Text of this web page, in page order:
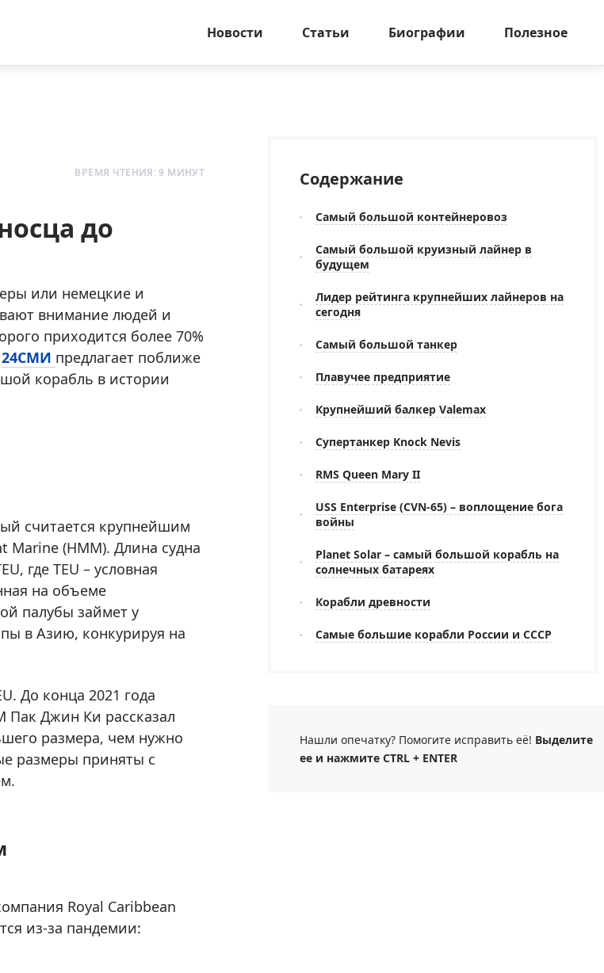
Новости Статьи Биографии Полезное
ВРЕМЯ ЧТЕНИЯ: 9 МИНУТ
до
или немецкие и
внимание людей и
приходится более 70%
24СМИ предлагает поближе
корабль в истории
считается крупнейшим
Marine (HMM). Длина судна
где TEU – условная
на объеме
палубы займет у
в Азию, конкурируя на
До конца 2021 года
Пак Джин Ки рассказал
размера, чем нужно
размеры приняты с
Royal Caribbean
из-за пандемии:
Содержание
Самый большой контейнеровоз
Самый большой круизный лайнер в
будущем
Лидер рейтинга крупнейших лайнеров на
сегодня
Самый большой танкер
Плавучее предприятие
Крупнейший балкер Valemax
Супертанкер Knock Nevis
RMS Queen Mary II
USS Enterprise (CVN-65) – воплощение бога
войны
Planet Solar – самый большой корабль на
солнечных батареях
Корабли древности
Самые большие корабли России и СССР
Нашли опечатку? Помогите исправить её! Выделите
ее и нажмите CTRL + ENTER